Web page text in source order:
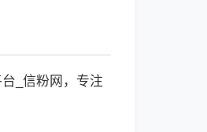
_信粉网，专注